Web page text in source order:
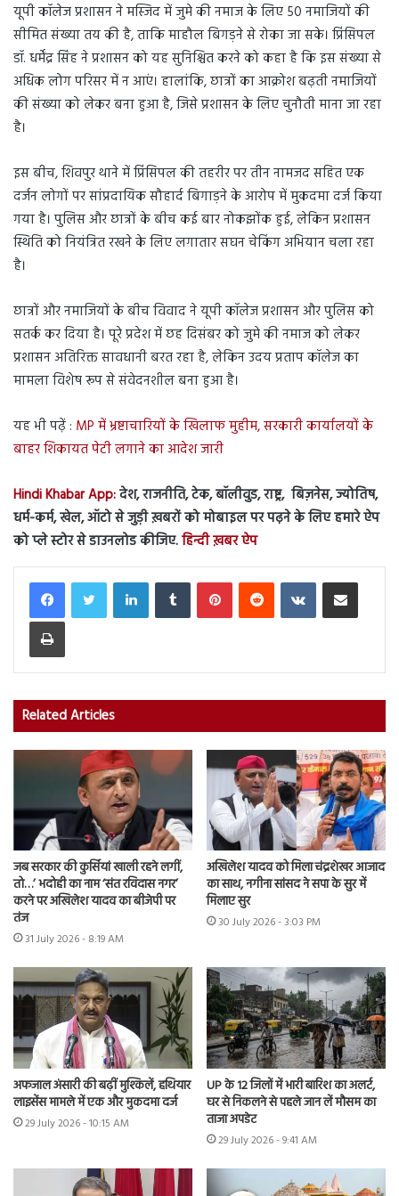
यूपी कॉलेज प्रशासन ने मस्जिद में जुमे की नमाज के लिए 50 नमाजियों की
सीमित संख्या तय की है, ताकि माहौल बिगड़ने से रोका जा सके। प्रिंसिपल
डॉ. धर्मेंद्र सिंह ने प्रशासन को यह सुनिश्चित करने को कहा है कि इस संख्या से
अधिक लोग परिसर में न आएं। हालांकि, छात्रों का आक्रोश बढ़ती नमाजियों
की संख्या को लेकर बना हुआ है, जिसे प्रशासन के लिए चुनौती माना जा रहा
है।
इस बीच, शिवपुर थाने में प्रिंसिपल की तहरीर पर तीन नामजद सहित एक
दर्जन लोगों पर सांप्रदायिक सौहार्द बिगाड़ने के आरोप में मुकदमा दर्ज किया
गया है। पुलिस और छात्रों के बीच कई बार नोकझोंक हुई, लेकिन प्रशासन
स्थिति को नियंत्रित रखने के लिए लगातार सघन चेकिंग अभियान चला रहा
है।
छात्रों और नमाजियों के बीच विवाद ने यूपी कॉलेज प्रशासन और पुलिस को
सतर्क कर दिया है। पूरे प्रदेश में छह दिसंबर को जुमे की नमाज को लेकर
प्रशासन अतिरिक्त सावधानी बरत रहा है, लेकिन उदय प्रताप कॉलेज का
मामला विशेष रूप से संवेदनशील बना हुआ है।
यह भी पढ़ें : MP में भ्रष्टाचारियों के खिलाफ मुहीम, सरकारी कार्यालयों के
बाहर शिकायत पेटी लगाने का आदेश जारी
Hindi Khabar App:देश, राजनीति, टेक, बॉलीवुड, राष्ट्र, बिज़नेस, ज्योतिष,
धर्म-कर्म, खेल, ऑटो से जुड़ी ख़बरों को मोबाइल पर पढ़ने के लिए हमारे ऐप
को प्ले स्टोर से डाउनलोड कीजिए.हिन्दी ख़बर ऐप
LinkedInTumblr PinterestReddit VKontakteShare via Email
Print
Related Articles
जब सरकार की कुर्सियां खाली रहने लगीं,
तो…’ भदोही का नाम ‘संत रविदास नगर’
करने पर अखिलेश यादव का बीजेपी पर
तंज
31 July 2026 - 8:19 AM
अखिलेश यादव को मिला चंद्रशेखर आजाद
का साथ, नगीना सांसद ने सपा के सुर में
मिलाए सुर
30 July 2026 - 3:03 PM
अफजाल अंसारी की बढ़ीं मुश्किलें, हथियार
लाइसेंस मामले में एक और मुकदमा दर्ज
29 July 2026 - 10:15 AM
UP के 12 जिलों में भारी बारिश का अलर्ट,
घर से निकलने से पहले जान लें मौसम का
ताजा अपडेट
29 July 2026 - 9:41 AM